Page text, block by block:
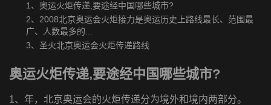
1、 奥运火炬传递,要途经中国哪些城市?
2、 2008北京奥运会火炬接力是奥运历史上路线最长、范围最
广、人数最多的...
3、 圣火北京奥运会火炬传递路线
奥运火炬传递,要途经中国哪些城市?
1、年，北京奥运会的火炬传递分为境外和境内两部分。